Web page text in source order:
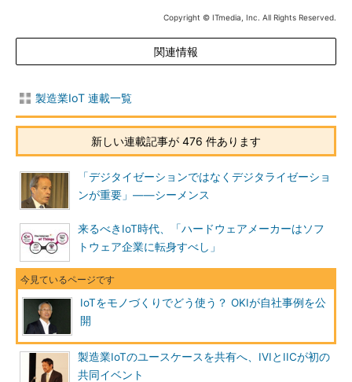
Copyright © ITmedia, Inc. All Rights Reserved.
関連情報
製造業IoT 連載一覧
新しい連載記事が 476 件あります
「デジタイゼーションではなくデジタライゼーショ
ンが重要」――シーメンス
来るべきIoT時代、「ハードウェアメーカーはソフ
トウェア企業に転身すべし」
IoTをモノづくりでどう使う？ OKIが自社事例を公
開
製造業IoTのユースケースを共有へ、IVIとIICが初の
共同イベント